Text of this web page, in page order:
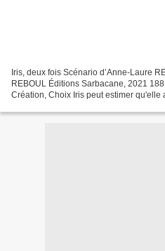
Iris, deux fois Scénario d’Anne-Laure
REBOUL Éditions Sarbacane, 2021
Création, Choix Iris peut estimer qu'elle